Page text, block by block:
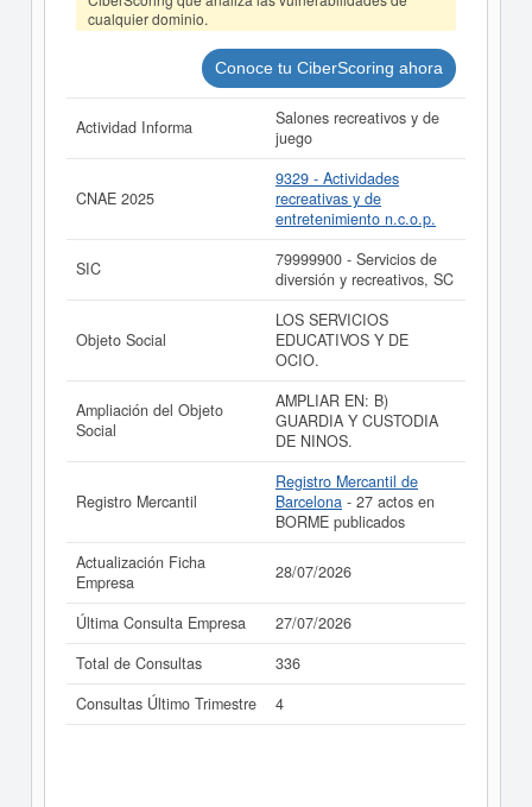
La última actualización del informe de empresa se ha
realizado el 28/07/2026.
cualquier dominio.
Conoce tu CiberScoring ahora
Actividad Informa
Salones recreativos y de
juego
CNAE 2025
9329 - Actividades
recreativas y de
entretenimiento n.c.o.p.
SIC
79999900 - Servicios de
diversión y recreativos, SC
Objeto Social
LOS SERVICIOS
EDUCATIVOS Y DE
OCIO.
Ampliación del Objeto
Social
AMPLIAR EN: B)
GUARDIA Y CUSTODIA
DE NINOS.
Registro Mercantil
Registro Mercantil de
Barcelona - 27 actos en
BORME publicados
Actualización Ficha
Empresa
28/07/2026
Última Consulta Empresa
27/07/2026
Total de Consultas
336
Consultas Último Trimestre
4